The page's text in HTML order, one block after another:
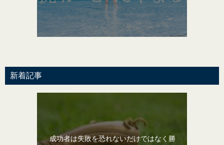
新着記事
成功者は失敗を恐れないだけではなく勝